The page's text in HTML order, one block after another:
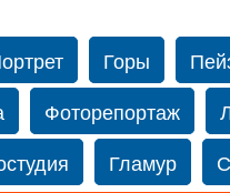
Горы
Фоторепортаж
Гламур